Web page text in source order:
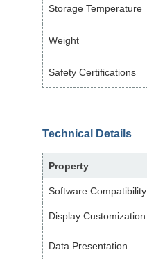
Storage Temperature
Weight
Safety Certifications
Technical Details
Property
Software Compatibility
Display Customization
Data Presentation